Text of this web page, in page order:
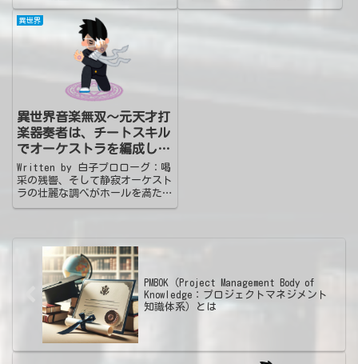
世界のすべてだった。かつては。
今は違う。くたびれた調律のアッ
プライトピアノが置かれた薄暗い
ラウンジ。まばらな客はグラスを
傾ける音にかき消える...
長。彼の世界は、蛍光灯の白々し
異世界
異世界音楽無双～元天才打
楽器奏者は、チートスキル
でオーケストラを編成し、
音楽の力で世界を救い、美
少女ハーレムも築きます～
Written by 白子プロローグ：喝
采の残響、そして静寂オーケスト
ラの壮麗な調べがホールを満たす
中、田中健心（たなか けんし
もれる影だった。彼のマレットさ
ばきは正確無比だが、か...
PMBOK（Project Management Body of
Knowledge：プロジェクトマネジメント
知識体系）とは